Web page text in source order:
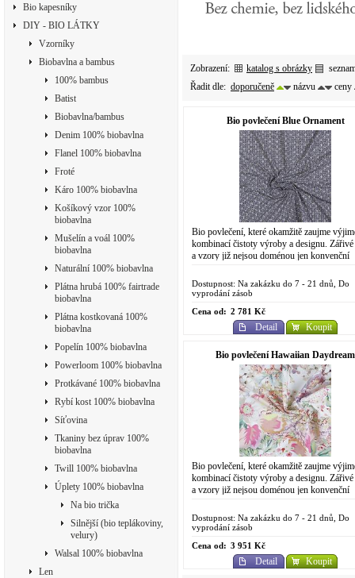
Bio kapesníky
DIY - BIO LÁTKY
Vzorníky
Biobavlna a bambus
100% bambus
Batist
Biobavlna/bambus
Denim 100% biobavlna
Flanel 100% biobavlna
Froté
Káro 100% biobavlna
Košíkový vzor 100%
biobavlna
Mušelín a voál 100%
biobavlna
Naturální 100% biobavlna
Plátna hrubá 100% fairtrade
biobavlna
Plátna kostkovaná 100%
biobavlna
Popelín 100% biobavlna
Powerloom 100% biobavlna
Protkávané 100% biobavlna
Rybí kost 100% biobavlna
Síťovina
Tkaniny bez úprav 100%
biobavlna
Twill 100% biobavlna
Úplety 100% biobavlna
Na bio trička
Silnější (bio teplákoviny,
velury)
Walsal 100% biobavlna
Len
Zobrazení: katalog s obrázky
Řadit dle: doporučeně názvu ceny
Bio povlečení Blue Ornament
Bio povlečení, které okamžitě zaujme
kombinací čistoty výroby a designu.
a vzory již nejsou doménou jen konvenční
Dostupnost: Na zakázku do 7 - 21 dnů, Do
vyprodání zásob
Cena od: 2 781 Kč
Detail Koupit
Bio povlečení Hawaiian Daydream
Bio povlečení, které okamžitě zaujme
kombinací čistoty výroby a designu.
a vzory již nejsou doménou jen konvenční
Dostupnost: Na zakázku do 7 - 21 dnů, Do
vyprodání zásob
Cena od: 3 951 Kč
Detail Koupit